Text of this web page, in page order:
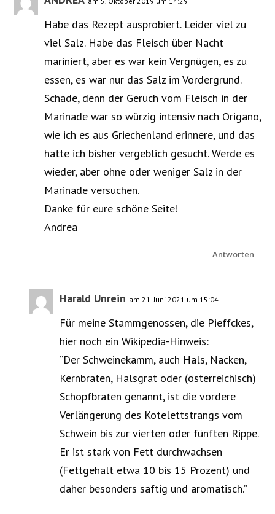
Habe das Rezept ausprobiert. Leider viel zu
viel Salz. Habe das Fleisch über Nacht
mariniert, aber es war kein Vergnügen, es zu
essen, es war nur das Salz im Vordergrund.
Schade, denn der Geruch vom Fleisch in der
Marinade war so würzig intensiv nach Origano,
wie ich es aus Griechenland erinnere, und das
hatte ich bisher vergeblich gesucht. Werde es
wieder, aber ohne oder weniger Salz in der
Marinade versuchen.
Danke für eure schöne Seite!
Andrea
Antworten
Harald Unrein am 21. Juni 2021 um 15:04
Für meine Stammgenossen, die Pieffckes,
hier noch ein Wikipedia-Hinweis:
“Der Schweinekamm, auch Hals, Nacken,
Kernbraten, Halsgrat oder (österreichisch)
Schopfbraten genannt, ist die vordere
Verlängerung des Kotelettstrangs vom
Schwein bis zur vierten oder fünften Rippe.
Er ist stark von Fett durchwachsen
(Fettgehalt etwa 10 bis 15 Prozent) und
daher besonders saftig und aromatisch.”